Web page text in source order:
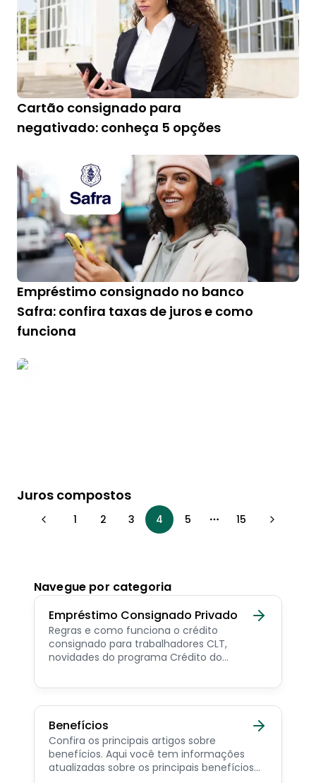
Cartão consignado para
negativado: conheça 5 opções
Empréstimo consignado no banco
Safra: confira taxas de juros e como
funciona
Juros compostos
1 2 3 4 5 More pages
15
Navegue por categoria
Empréstimo Consignado Privado
Regras e como funciona o crédito
consignado para trabalhadores CLT,
novidades do programa Crédito do
consignado privado.
Benefícios
Confira os principais artigos sobre
benefícios. Aqui você tem informações
atualizadas sobre os principais benefícios